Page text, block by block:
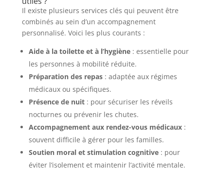
Il existe plusieurs services clés qui peuvent être
combinés au sein d’un accompagnement
personnalisé. Voici les plus courants :
Aide à la toilette et à l’hygiène: essentielle pour
les personnes à mobilité réduite.
Préparation des repas: adaptée aux régimes
médicaux ou spécifiques.
Présence de nuit: pour sécuriser les réveils
nocturnes ou prévenir les chutes.
Accompagnement aux rendez-vous médicaux:
souvent difficile à gérer pour les familles.
Soutien moral et stimulation cognitive: pour
éviter l’isolement et maintenir l’activité mentale.